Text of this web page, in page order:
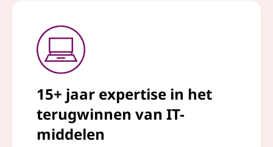
15+ jaar expertise in het
terugwinnen van IT-
middelen